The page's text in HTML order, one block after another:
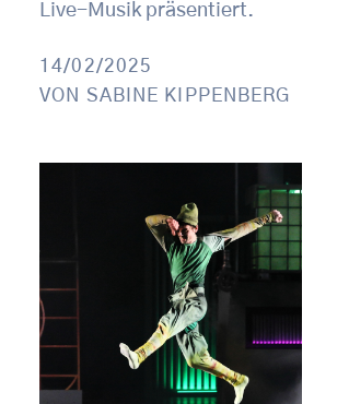
Live-Musik präsentiert.
14/02/2025
VON SABINE KIPPENBERG